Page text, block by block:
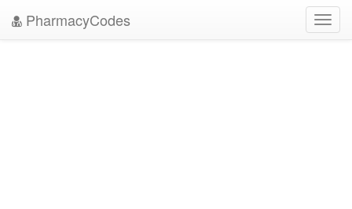
PharmacyCodes